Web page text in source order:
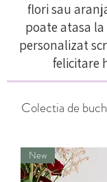
flori sau
poate atasa
personalizat
felicitare
Colectia de
New